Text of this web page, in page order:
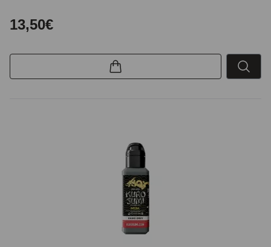
13,50€